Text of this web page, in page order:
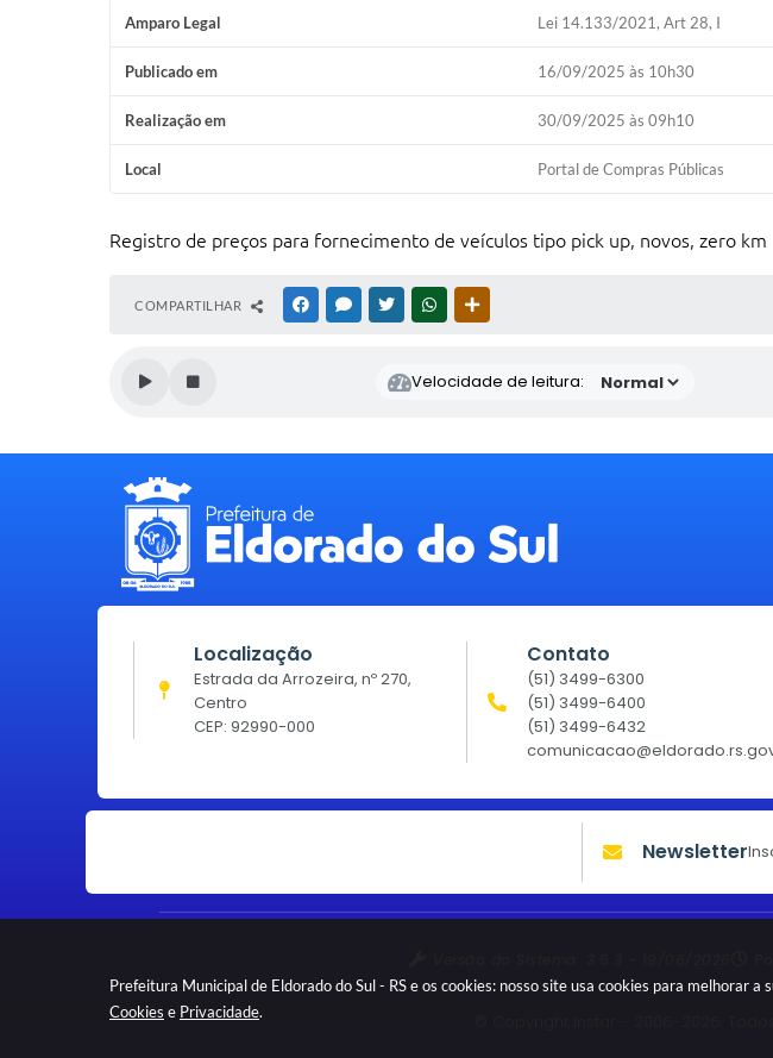
Prefeitura Municipal de Eldorado do Sul - RS e os cookies: nosso site usa cookies para melhorar
Cookies e Privacidade.
Amparo Legal Lei 14.133/2021, Art 28, I
Publicado em 16/09/2025 às 10h30
Realização em 30/09/2025 às 09h10
Local Portal de Compras Públicas
Registro de preços para fornecimento de veículos tipo pick up, novos, zero km
COMPARTILHAR FACEBOOKMESSENGER
TWITTERWHATSAPP
Velocidade de leitura:
Newsletter
Localização
Estrada da Arrozeira, nº 270,
Centro
CEP: 92990-000
Contato
(51) 3499-6300
(51) 3499-6400
(51) 3499-6432